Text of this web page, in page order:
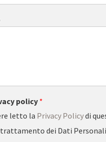
policy *
letto la Privacy Policydi
dei Dati